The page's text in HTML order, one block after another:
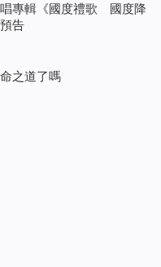
專輯《國度禮歌 國度降
告
之道了嗎